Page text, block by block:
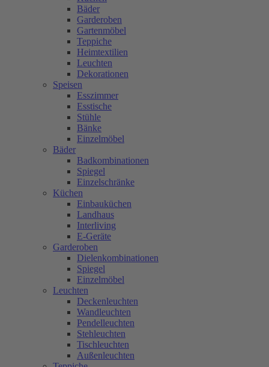
Bäder
Garderoben
Gartenmöbel
Teppiche
Heimtextilien
Leuchten
Dekorationen
Speisen
Esszimmer
Esstische
Stühle
Bänke
Einzelmöbel
Bäder
Badkombinationen
Spiegel
Einzelschränke
Küchen
Einbauküchen
Landhaus
Interliving
E-Geräte
Garderoben
Dielenkombinationen
Spiegel
Einzelmöbel
Leuchten
Deckenleuchten
Wandleuchten
Pendelleuchten
Stehleuchten
Tischleuchten
Außenleuchten